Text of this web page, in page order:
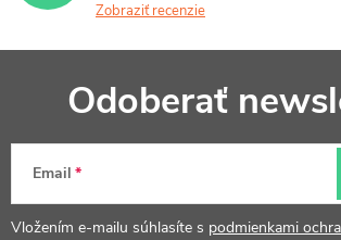
Zobraziť recenzie
p
ä
Odoberať
Email
Vložením e-mailu súhlasíte s podmienkami